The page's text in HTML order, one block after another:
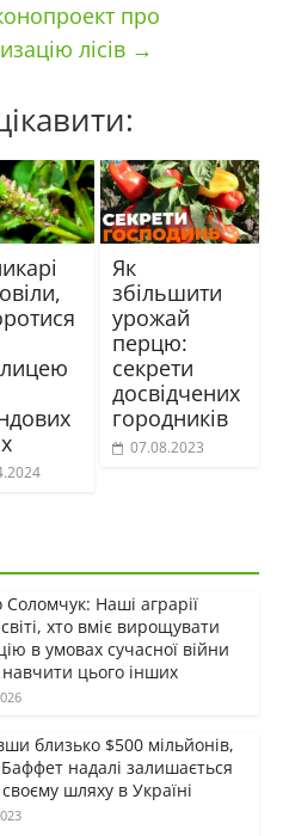
про
лісів →
Як
збільшити
урожай
перцю:
секрети
досвідчених
городників
07.08.2023
Наші аграрії
хто вміє вирощувати
в умовах сучасної війни
цього інших
близько $500 мільйонів,
надалі залишається
шляху в Україні